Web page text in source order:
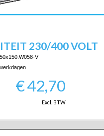
230/400 VOLT
V
€42,70
Excl. BTW